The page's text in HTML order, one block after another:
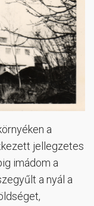
a
jellegzetes
imádom a
a nyál a